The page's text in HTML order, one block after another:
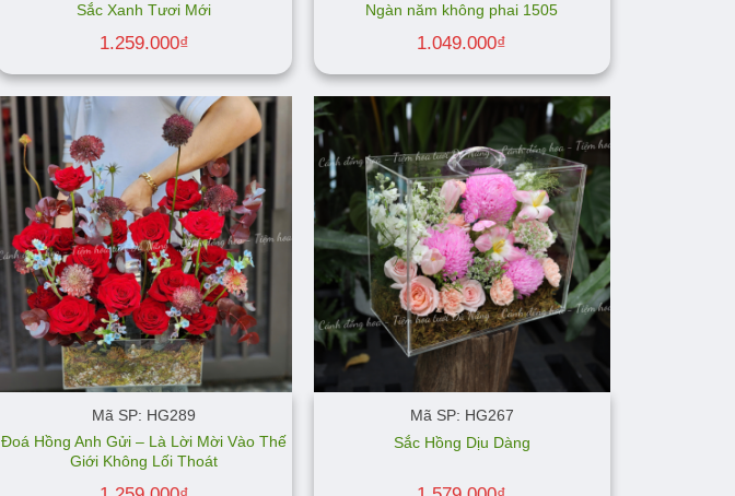
Sắc Xanh Tươi Mới
1.259.000₫
Ngàn năm không phai 1505
1.049.000₫
Mã SP: HG289
Đoá Hồng Anh Gửi – Là Lời Mời Vào Thế
Giới Không Lối Thoát
Mã SP: HG267
Sắc Hồng Dịu Dàng